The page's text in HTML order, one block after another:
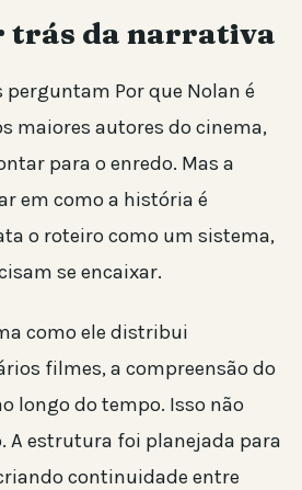
trás da narrativa
perguntam Por que Nolan é
maiores autores do cinema,
para o enredo. Mas a
em como a história é
o roteiro como um sistema,
se encaixar.
como ele distribui
filmes, a compreensão do
longo do tempo. Isso não
A estrutura foi planejada para
continuidade entre